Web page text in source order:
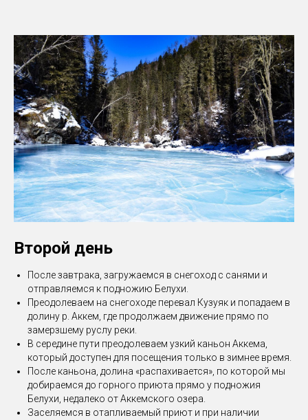
Второй день
После завтрака, загружаемся в снегоход с санями и
отправляемся к подножию Белухи.
Преодолеваем на снегоходе перевал Кузуяк и попадаем в
долину р. Аккем, где продолжаем движение прямо по
замерзшему руслу реки.
В середине пути преодолеваем узкий каньон Аккема,
который доступен для посещения только в зимнее время.
После каньона, долина «распахивается», по которой мы
добираемся до горного приюта прямо у подножия
Белухи, недалеко от Аккемского озера.
Заселяемся в отапливаемый приют и при наличии